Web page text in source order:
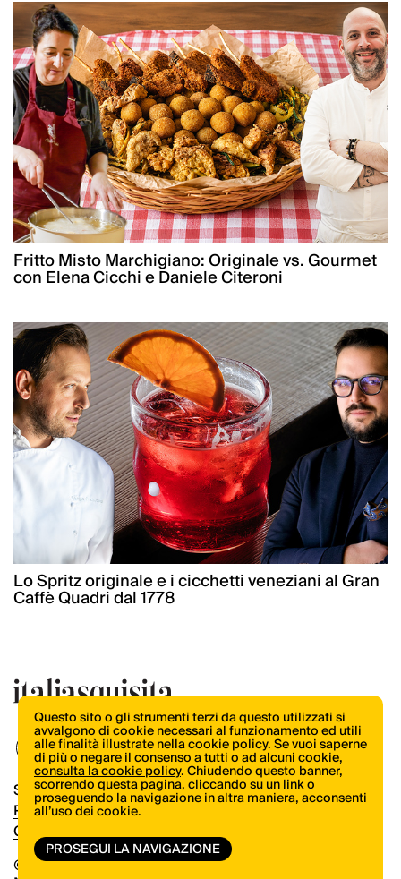
Fritto Misto Marchigiano: Originale vs. Gourmet
con Elena Cicchi e Daniele Citeroni
Lo Spritz originale e i cicchetti veneziani al Gran
Caffè Quadri dal 1778
© Copyright 2026.Vertical.it
Shop
Pubblicità
Contatti
Questo sito o gli strumenti terzi da questo utilizzati si
avvalgono di cookie necessari al funzionamento ed utili
alle finalità illustrate nella cookie policy. Se vuoi saperne
di più o negare il consenso a tutti o ad alcuni cookie,
consulta la cookie policy. Chiudendo questo banner,
scorrendo questa pagina, cliccando su un link o
proseguendo la navigazione in altra maniera, acconsenti
all’uso dei cookie.
PROSEGUI LA NAVIGAZIONE